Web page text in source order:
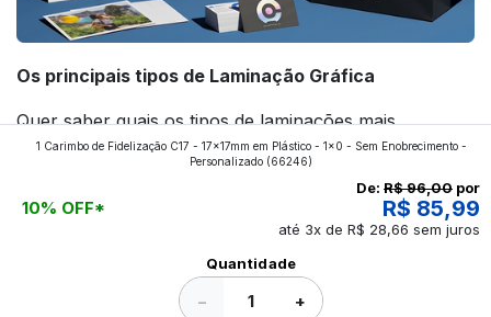
Os principais tipos de Laminação Gráfica
Quer saber quais os tipos de laminações mais
aplicados nos impressos da gráfica FuturaIM? Então,
continue a leitura que vamos revelar para você!
1 Carimbo de Fidelização C17 - 17x17mm em Plástico - 1x0 - Sem Enobrecimento -
Personalizado (66246)
10% OFF*
De: R$ 96,00 por
R$ 85,99
até 3x de R$ 28,66 sem juros
Quantidade
− +